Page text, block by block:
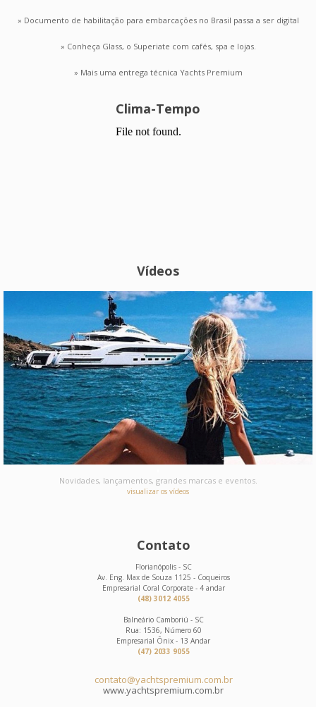
» Documento de habilitação para embarcações no Brasil passa a ser digital
» Conheça Glass, o Superiate com cafés, spa e lojas.
» Mais uma entrega técnica Yachts Premium
Clima-Tempo
Vídeos
Novidades, lançamentos, grandes marcas e eventos.
visualizar os vídeos
Contato
Florianópolis - SC
Av. Eng. Max de Souza 1125 - Coqueiros
Empresarial Coral Corporate - 4 andar
(48) 3012 4055
Balneário Camboriú - SC
Rua: 1536, Número 60
Empresarial Ônix - 13 Andar
(47) 2033 9055
contato@yachtspremium.com.br
www.yachtspremium.com.br